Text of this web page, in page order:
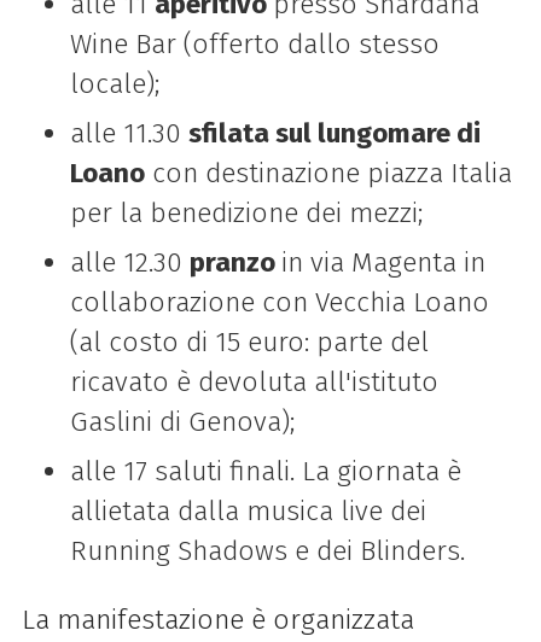
Wine Bar (offerto dallo stesso
locale);
alle 11.30 sfilata sul lungomare di
Loanocon destinazione piazza Italia
per la benedizione dei mezzi;
alle 12.30 pranzo in via Magenta in
collaborazione con Vecchia Loano
(al costo di 15 euro: parte del
ricavato è devoluta all'istituto
Gaslini di Genova);
alle 17 saluti finali. La giornata è
allietata dalla musica live dei
Running Shadows e dei Blinders.
La manifestazione è organizzata